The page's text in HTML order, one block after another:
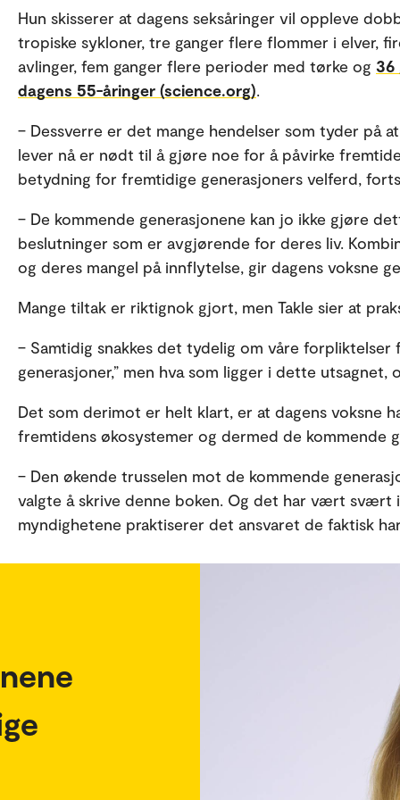
Hun skisserer at dagens seksåringer vil oppleve
tropiske sykloner, tre ganger flere flommer i elver,
avlinger, fem ganger flere perioder med tørke og 36
dagens 55-åringer (science.org).
– Dessverre er det mange hendelser som tyder på
lever nå er nødt til å gjøre noe for å påvirke
betydning for fremtidige generasjoners velferd,
– De kommende generasjonene kan jo ikke gjøre
beslutninger som er avgjørende for deres liv.
og deres mangel på innflytelse, gir dagens voksne
Mange tiltak er riktignok gjort, men Takle sier at
– Samtidig snakkes det tydelig om våre forpliktelser
generasjoner,” men hva som ligger i dette utsagnet,
Det som derimot er helt klart, er at dagens voksne
fremtidens økosystemer og dermed de kommende
– Den økende trusselen mot de kommende
valgte å skrive denne boken. Og det har vært svært
myndighetene praktiserer det ansvaret de faktisk